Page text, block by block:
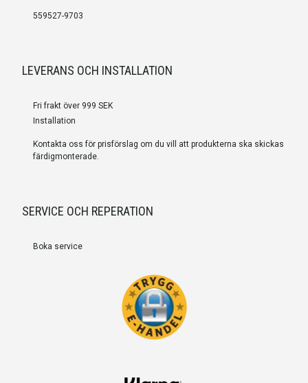
559527-9703
LEVERANS OCH INSTALLATION
Fri frakt över 999 SEK
Installation
Kontakta oss för prisförslag om du vill att produkterna ska skickas
färdigmonterade.
SERVICE OCH REPERATION
Boka service